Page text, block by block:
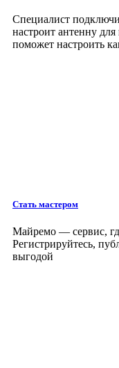
Специалист
настроит антенну
поможет настроить
Стать мастером
Майремо — сервис,
Регистрируйтесь,
выгодой